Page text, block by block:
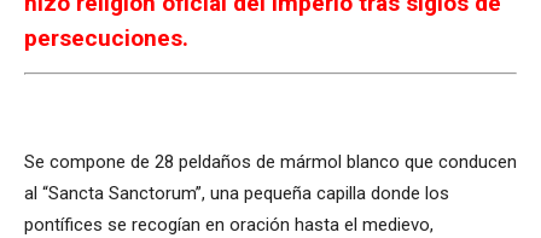
persecuciones.
Se compone de 28 peldaños de mármol blanco que conducen
al “Sancta Sanctorum”, una pequeña capilla donde los
pontífices se recogían en oración hasta el medievo,